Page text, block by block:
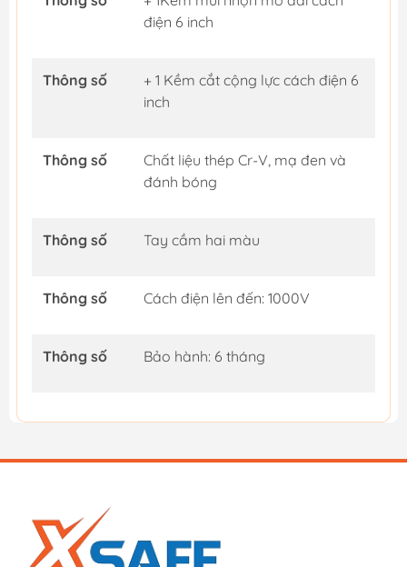
điện 6 inch
Thông số
+ 1 Kềm cắt cộng lực cách điện 6
inch
Thông số
Chất liệu thép Cr-V, mạ đen và
đánh bóng
Thông số Tay cầm hai màu
Thông số Cách điện lên đến: 1000V
Thông số Bảo hành: 6 tháng